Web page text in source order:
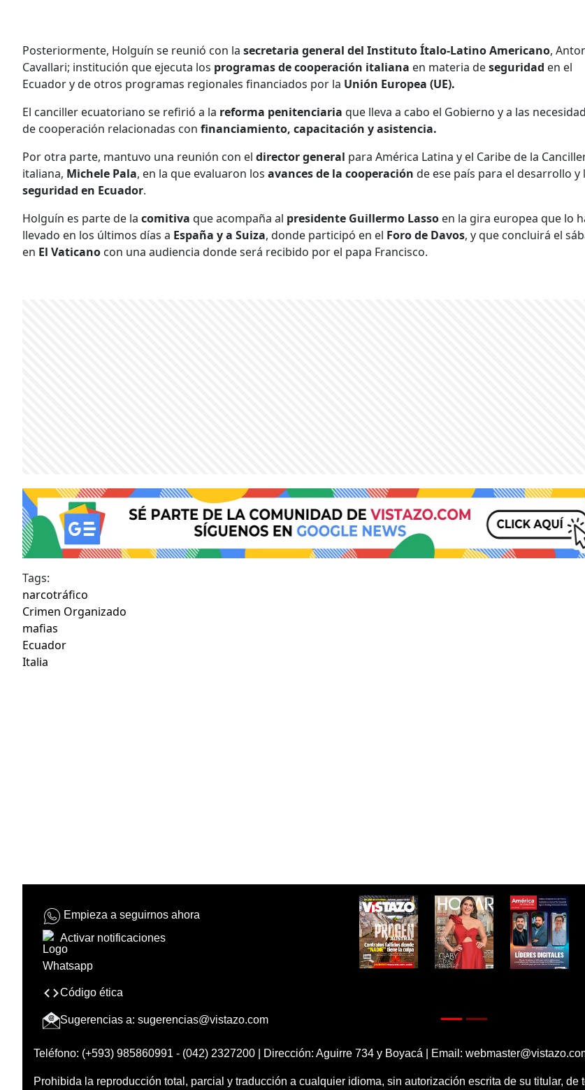
Posteriormente, Holguín se reunió con la secretaria general del Instituto Ítalo-Latino Americano,
Cavallari; institución que ejecuta los programas de cooperación italiana en materia deseguridad en el
Ecuador y de otros programas regionales financiados por la Unión Europea (UE).
El canciller ecuatoriano se refirió a la reforma penitenciaria que lleva a cabo el Gobierno y a las
de cooperación relacionadas con financiamiento, capacitación y asistencia.
Por otra parte, mantuvo una reunión con el director general para América Latina y el Caribe de la
italiana, Michele Pala, en la que evaluaron los avances de la cooperación de ese país para el desarrollo y
seguridad en Ecuador.
Holguín es parte de la comitiva que acompaña al presidente Guillermo Lasso en la gira europea que lo
llevado en los últimos días a España y a Suiza, donde participó en el Foro de Davos, y que concluirá el
en El Vaticano con una audiencia donde será recibido por el papa Francisco.
Tags:
narcotráfico
Crimen Organizado
mafias
Ecuador
Italia
Empieza a seguirnos ahora
Activar notificaciones
Código ética
Sugerencias a: sugerencias@vistazo.com
Teléfono: (+593) 985860991 - (042) 2327200 | Dirección: Aguirre 734 y Boyacá | Email:
Prohibida la reproducción total, parcial y traducción a cualquier idioma, sin autorización escrita de su titular, de